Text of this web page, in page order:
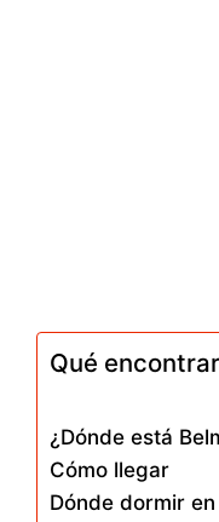
Qué
¿Dónde está
Cómo llegar
Dónde dormir